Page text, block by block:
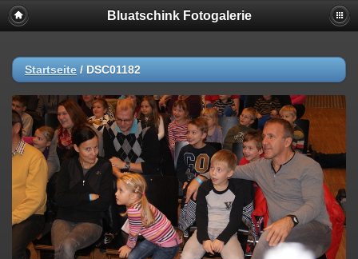
Bluatschink Fotogalerie
Startseite / DSC01182